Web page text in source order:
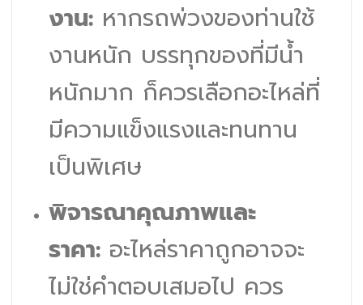
งาน:หากรถพ่วงของท่านใช้
งานหนัก บรรทุกของที่มีน้ำ
หนักมาก ก็ควรเลือกอะไหล่ที่
มีความแข็งแรงและทนทาน
เป็นพิเศษ
พิจารณาคุณภาพและ
ราคา:อะไหล่ราคาถูกอาจจะ
ไม่ใช่คำตอบเสมอไป ควร